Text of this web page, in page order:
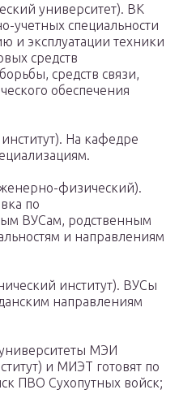
университет). ВК
учетных специальности
и эксплуатации техники
средств
средств связи,
обеспечения
На кафедре
физический).
по
ВУСам, родственным
и направлениям
институт). ВУСы
направлениям
МЭИ
и МИЭТ готовят по
ПВО Сухопутных войск;